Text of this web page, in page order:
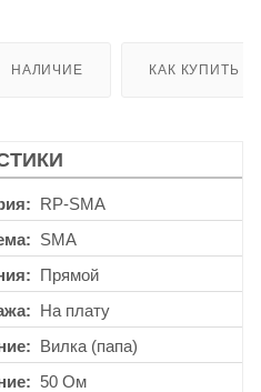
НАЛИЧИЕ КАК КУПИТЬ
RP-SMA
SMA
Прямой
На плату
Вилка (папа)
50 Ом